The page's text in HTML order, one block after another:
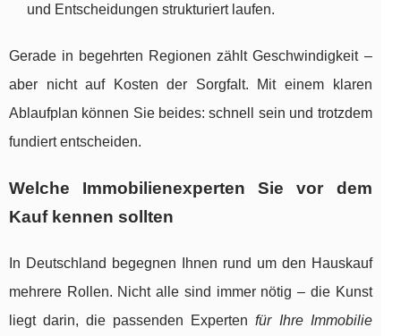
und Entscheidungen strukturiert laufen.
Gerade in begehrten Regionen zählt Geschwindigkeit –
aber nicht auf Kosten der Sorgfalt. Mit einem klaren
Ablaufplan können Sie beides: schnell sein und trotzdem
fundiert entscheiden.
Welche Immobilienexperten Sie vor dem
Kauf kennen sollten
In Deutschland begegnen Ihnen rund um den Hauskauf
mehrere Rollen. Nicht alle sind immer nötig – die Kunst
liegt darin, die passenden Expertenfür Ihre Immobilie